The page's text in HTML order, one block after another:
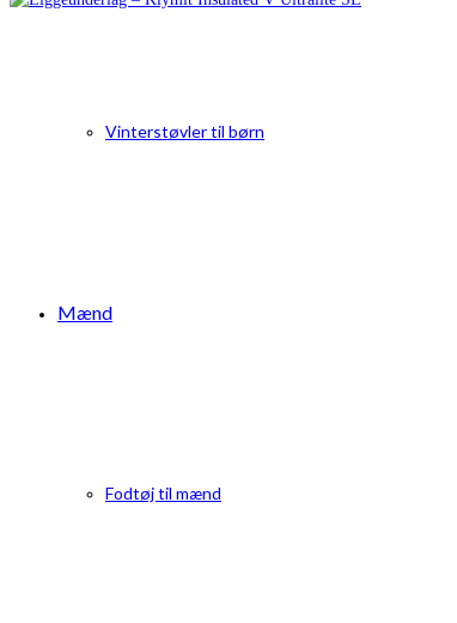
Vinterstøvler til børn
Mænd
Fodtøj til mænd